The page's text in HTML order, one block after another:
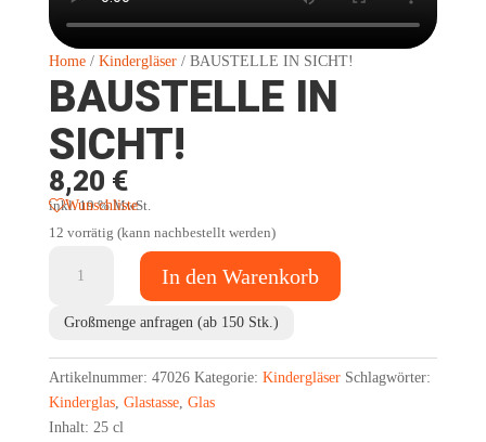
Home/ Kindergläser/ BAUSTELLE IN SICHT!
BAUSTELLE IN
SICHT!
8,20 €
inkl. 19 % MwSt.
Wunschliste
12 vorrätig (kann nachbestellt werden)
Menge
In den Warenkorb
Großmenge anfragen (ab 150 Stk.)
Artikelnummer: 47026 Kategorie: Kindergläser Schlagwörter:
Kinderglas, Glastasse, Glas
Inhalt: 25 cl